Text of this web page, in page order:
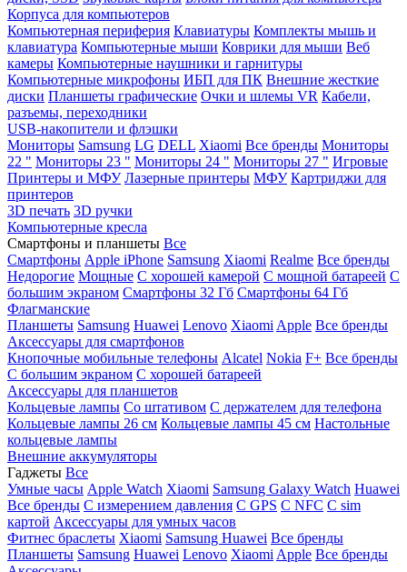
Корпуса для компьютеров
Компьютерная периферия Клавиатуры Комплекты мышь и
клавиатура Компьютерные мыши Коврики для мыши Веб
камеры Компьютерные наушники и гарнитуры
Компьютерные микрофоны ИБП для ПК Внешние жесткие
диски Планшеты графические Очки и шлемы VR Кабели,
разъемы, переходники
USB-накопители и флэшки
Мониторы Samsung LG DELL Xiaomi Все бренды Мониторы
22 " Мониторы 23 " Мониторы 24 " Мониторы 27 " Игровые
Принтеры и МФУ Лазерные принтеры МФУ Картриджи для
принтеров
3D печать 3D ручки
Компьютерные кресла
Смартфоны и планшеты Все
Смартфоны Apple iPhone Samsung Xiaomi Realme Все бренды
Недорогие Мощные С хорошей камерой С мощной батареей С
большим экраном Смартфоны 32 Гб Смартфоны 64 Гб
Флагманские
Планшеты Samsung Huawei Lenovo Xiaomi Apple Все бренды
Аксессуары для смартфонов
Кнопочные мобильные телефоны Alcatel Nokia F+ Все бренды
С большим экраном С хорошей батареей
Аксессуары для планшетов
Кольцевые лампы Со штативом C держателем для телефона
Кольцевые лампы 26 см Кольцевые лампы 45 см Настольные
кольцевые лампы
Внешние аккумуляторы
Гаджеты Все
Умные часы Apple Watch Xiaomi Samsung Galaxy Watch Huawei
Все бренды C измерением давления C GPS C NFC C sim
картой Аксессуары для умных часов
Фитнес браслеты Xiaomi Samsung Huawei Все бренды
Планшеты Samsung Huawei Lenovo Xiaomi Apple Все бренды